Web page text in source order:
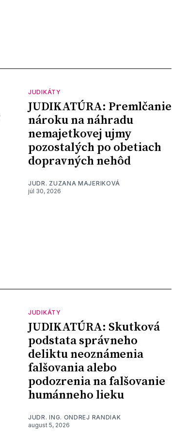
JUDIKÁTY
JUDIKATÚRA: Premlčanie
nároku na náhradu
nemajetkovej ujmy
pozostalých po obetiach
dopravných nehôd
JUDR. ZUZANA MAJERIKOVÁ
júl 30, 2026
JUDIKÁTY
JUDIKATÚRA: Skutková
podstata správneho
deliktu neoznámenia
falšovania alebo
podozrenia na falšovanie
humánneho lieku
JUDR. ING. ONDREJ RANDIAK
august 5, 2026